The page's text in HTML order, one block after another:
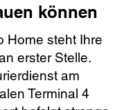
können
Home steht Ihre
erster Stelle.
am
Terminal 4